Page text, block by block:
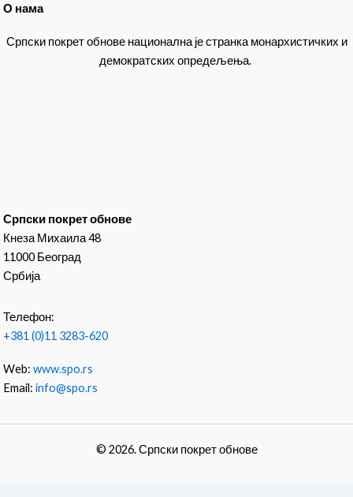
О нама
Српски покрет обнове национална је странка монархистичких и
демократских опредељења.
Српски покрет обнове
Кнеза Михаила 48
11000 Београд
Србија
Телефон:
+381 (0)11 3283-620
Web:www.spo.rs
Email:info@spo.rs
© 2026. Српски покрет обнове